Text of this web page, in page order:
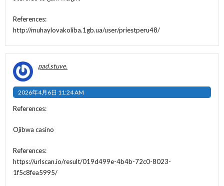
References:
http://muhaylovakoliba.1gb.ua/user/priestperu48/
pad.stuve.
2026年4月6日 11:24 AM
References:
Ojibwa casino
References:
https://urlscan.io/result/019d499e-4b4b-72c0-8023-
1f5c8fea5995/